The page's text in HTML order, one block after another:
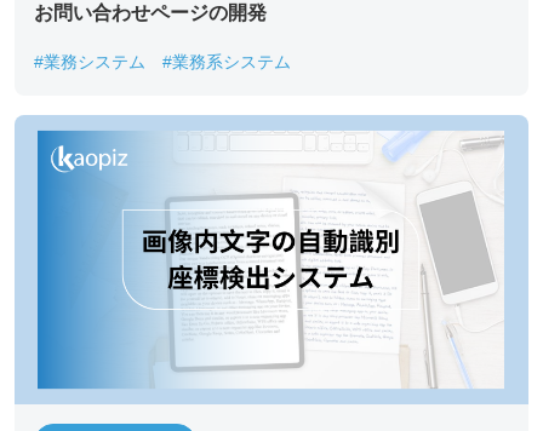
お問い合わせページの開発​
#業務システム #業務系システム